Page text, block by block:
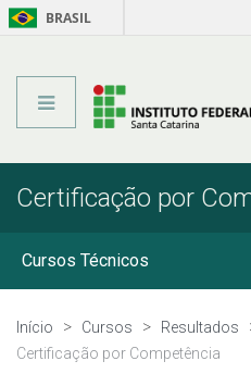
BRASIL
Certificação por
Cursos Técnicos
Graduação
Início Cursos
Resultados
Certificação por Competência